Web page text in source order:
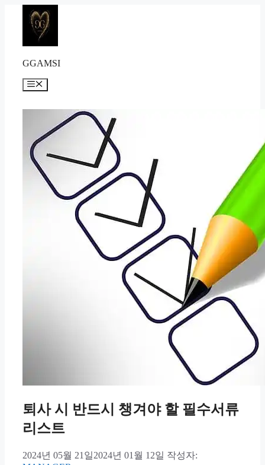
GGAMSI
메
퇴사 시 반드시 챙겨야 할 필수서류
리스트
2024년 05월 21일2024년 01월 12일 작성자: